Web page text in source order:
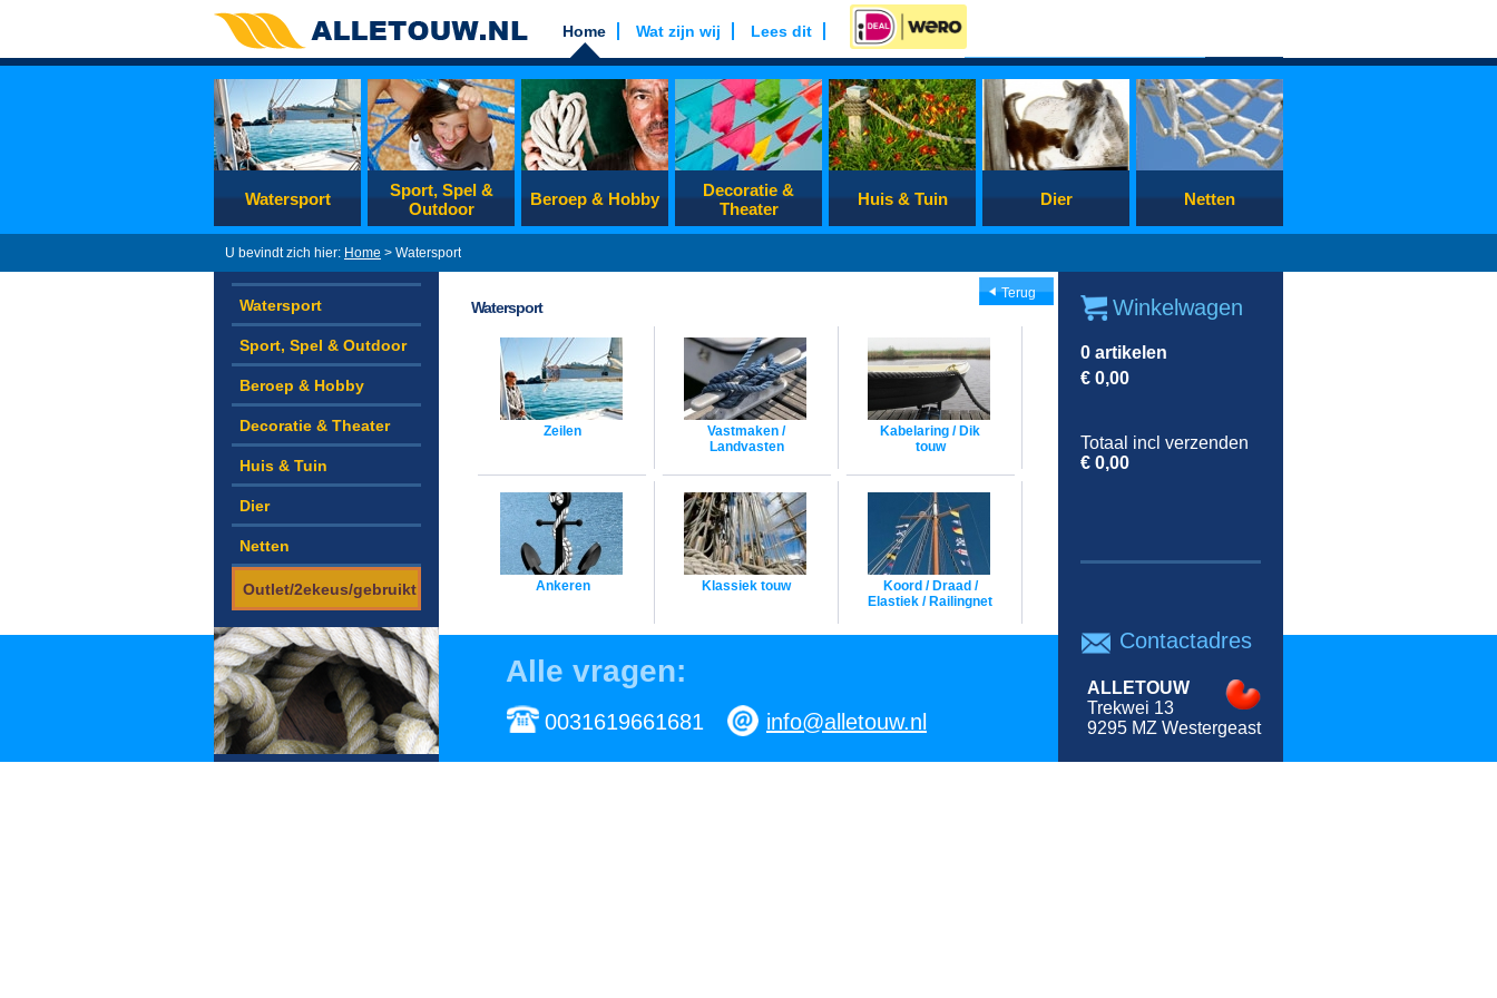
Home Wat zijn wij Lees dit
Watersport
Sport, Spel &
Outdoor
Beroep & Hobby
Decoratie &
Theater
Huis & Tuin Dier Netten
U bevindt zich hier: Home > Watersport
Watersport
Sport, Spel & Outdoor
Beroep & Hobby
Decoratie & Theater
Huis & Tuin
Dier
Netten
Outlet/2ekeus/gebruikt
Terug
Watersport
Zeilen
Vastmaken /
Landvasten
Kabelaring / Dik
touw
Ankeren Klassiek touw
Koord / Draad /
Elastiek / Railingnet
Alle vragen:
0031619661681 info@alletouw.nl
Winkelwagen
0 artikelen
€ 0,00
Totaal incl verzenden
€ 0,00
Contactadres
ALLETOUW
Trekwei 13
9295 MZ Westergeast